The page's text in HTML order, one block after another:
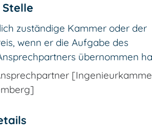
zuständige Kammer oder der
wenn er die Aufgabe des
übernommen